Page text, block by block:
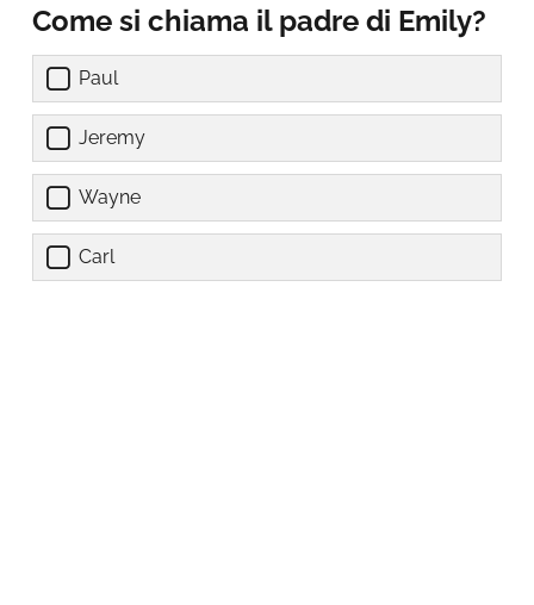
Come si chiama il padre di Emily?
Paul
Jeremy
Wayne
Carl